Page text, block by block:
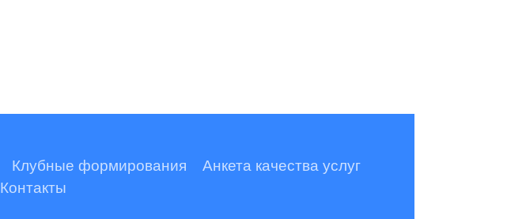
Клубные формирования
Анкета качества услуг
Контакты